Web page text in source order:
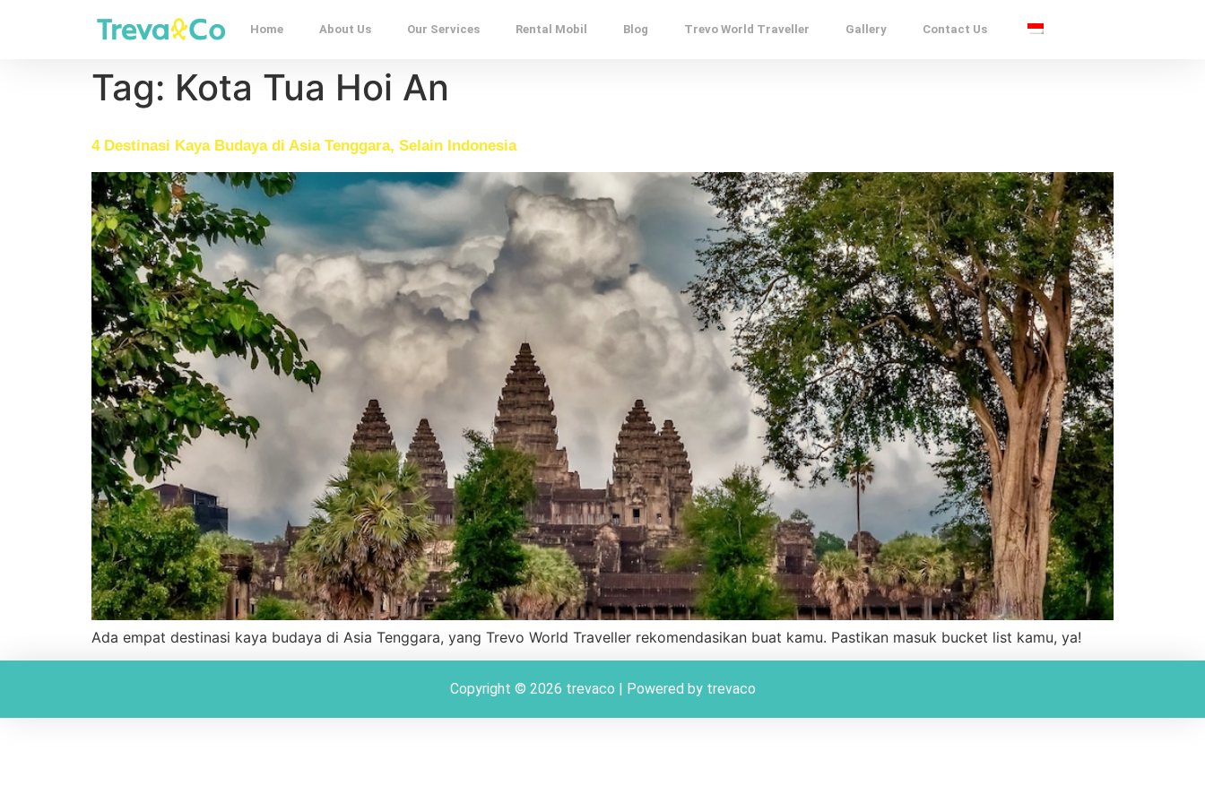
Home About Us Our Services Rental Mobil Blog Trevo World Traveller Gallery Contact Us
Tag: Kota Tua Hoi An
4 Destinasi Kaya Budaya di Asia Tenggara, Selain Indonesia
Ada empat destinasi kaya budaya di Asia Tenggara, yang Trevo World Traveller rekomendasikan buat kamu. Pastikan masuk bucket list kamu, ya!
Copyright © 2026 trevaco | Powered by trevaco